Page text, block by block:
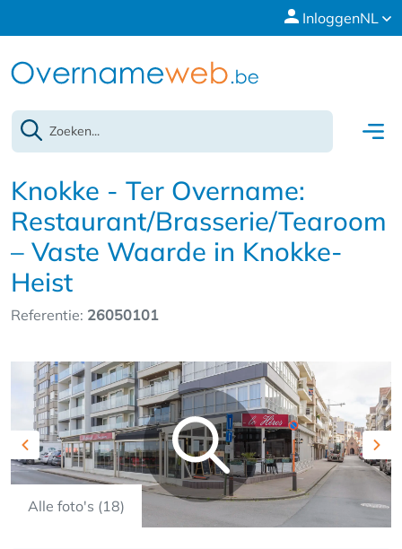
InloggenNL
Knokke - Ter Overname:
Restaurant/Brasserie/Tearoom
– Vaste Waarde in Knokke-
Heist
Referentie: 26050101
Alle foto's (18)
Previous